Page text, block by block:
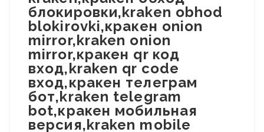
блокировки,kraken obhod
blokirovki,кракен onion
mirror,kraken onion
mirror,кракен qr код
вход,kraken qr code
вход,кракен телеграм
бот,kraken telegram
bot,кракен мобильная
версия,kraken mobile